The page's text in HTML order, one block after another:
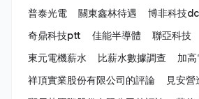
普泰光電
關東鑫林待遇 博非科技
奇鼎科技ptt
佳能半導體 聯亞科技
東元電機薪水
比薪水數據調查
加
祥頂實業股份有限公司的評論
見安營